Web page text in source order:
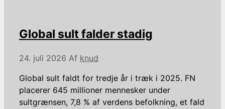
Global sult falder stadig
24. juli 2026 Af knud
Global sult faldt for tredje år i træk i 2025. FN
placerer 645 millioner mennesker under
sultgrænsen, 7,8 % af verdens befolkning, et fald